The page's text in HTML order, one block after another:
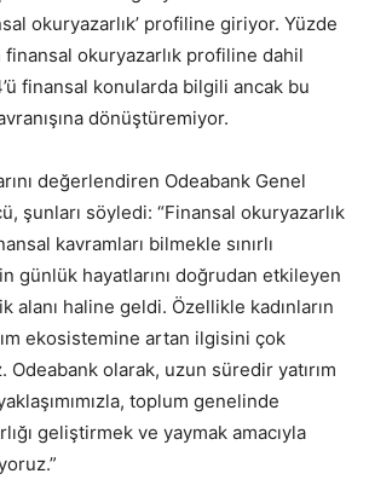
okuryazarlık’ profiline giriyor. Yüzde
finansal okuryazarlık profiline dahil
finansal konularda bilgili ancak bu
dönüştüremiyor.
değerlendiren Odeabank Genel
şunları söyledi: “Finansal okuryazarlık
kavramları bilmekle sınırlı
günlük hayatlarını doğrudan etkileyen
alanı haline geldi. Özellikle kadınların
ekosistemine artan ilgisini çok
olarak, uzun süredir yatırım
toplum genelinde
geliştirmek ve yaymak amacıyla